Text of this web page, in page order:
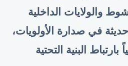
والولايات الداخلية
في صدارة الأولويات،
البنية التحتية